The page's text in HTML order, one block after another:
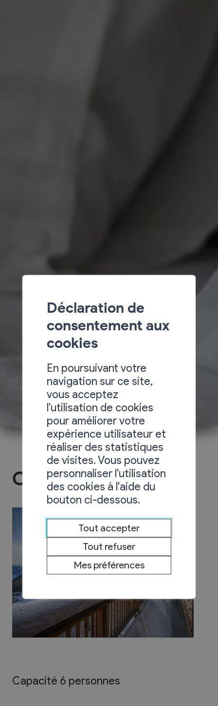
Chalet le Sorbier
Capacité 6 personnes
Déclaration de
consentement aux
cookies
En poursuivant votre
navigation sur ce site,
vous acceptez
l'utilisation de cookies
pour améliorer votre
expérience utilisateur et
réaliser des statistiques
de visites. Vous pouvez
personnaliser l'utilisation
des cookies à l'aide du
bouton ci-dessous.
Tout accepter
Tout refuser
Mes préférences